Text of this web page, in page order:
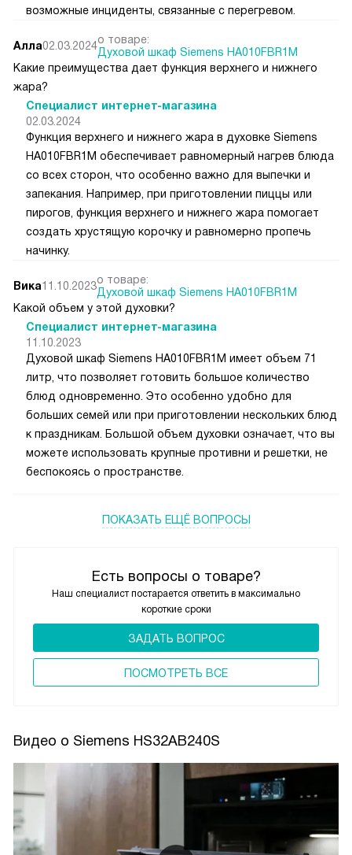
Есть вопросы о товаре?
Наш специалист постарается ответить в максимально
короткие сроки
ЗАДАТЬ ВОПРОС
ПОCМОТРЕТЬ ВСЕ
возможные инциденты, связанные с перегревом.
Алла02.03.2024о товаре:
Духовой шкаф Siemens HA010FBR1M
Какие преимущества дает функция верхнего и нижнего
жара?
Специалист интернет-магазина
02.03.2024
Функция верхнего и нижнего жара в духовке Siemens
HA010FBR1M обеспечивает равномерный нагрев блюда
со всех сторон, что особенно важно для выпечки и
запекания. Например, при приготовлении пиццы или
пирогов, функция верхнего и нижнего жара помогает
создать хрустящую корочку и равномерно пропечь
начинку.
Вика11.10.2023о товаре:
Духовой шкаф Siemens HA010FBR1M
Какой объем у этой духовки?
Специалист интернет-магазина
11.10.2023
Духовой шкаф Siemens HA010FBR1M имеет объем 71
литр, что позволяет готовить большое количество
блюд одновременно. Это особенно удобно для
больших семей или при приготовлении нескольких блюд
к праздникам. Большой объем духовки означает, что вы
можете использовать крупные противни и решетки, не
беспокоясь о пространстве.
ПОКАЗАТЬ ЕЩЁ ВОПРОСЫ
Видео о Siemens HS32AB240S